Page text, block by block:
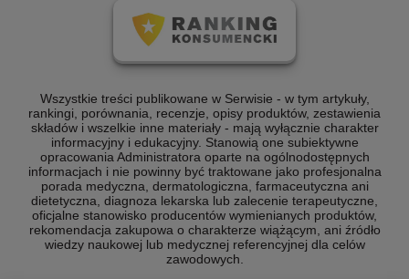
Wszystkie treści publikowane w Serwisie - w tym artykuły,
rankingi, porównania, recenzje, opisy produktów, zestawienia
składów i wszelkie inne materiały - mają wyłącznie charakter
informacyjny i edukacyjny. Stanowią one subiektywne
opracowania Administratora oparte na ogólnodostępnych
informacjach i nie powinny być traktowane jako profesjonalna
porada medyczna, dermatologiczna, farmaceutyczna ani
dietetyczna, diagnoza lekarska lub zalecenie terapeutyczne,
oficjalne stanowisko producentów wymienianych produktów,
rekomendacja zakupowa o charakterze wiążącym, ani źródło
wiedzy naukowej lub medycznej referencyjnej dla celów
zawodowych.